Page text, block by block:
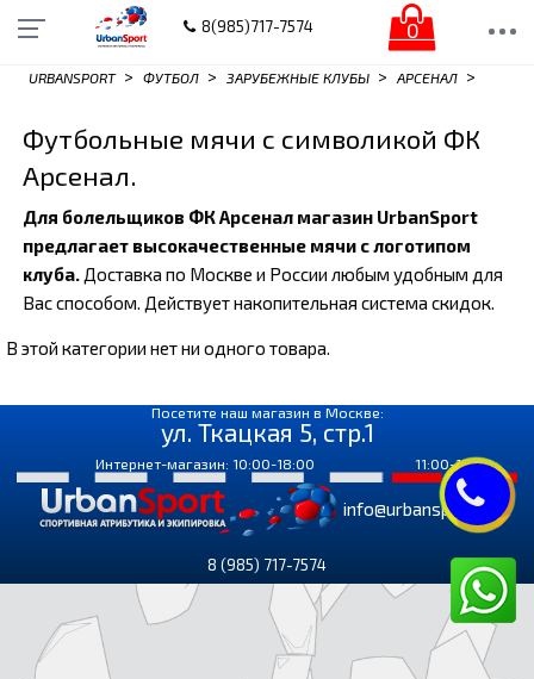
8(985)717-7574 0
URBANSPORT > ФУТБОЛ > ЗАРУБЕЖНЫЕ КЛУБЫ > АРСЕНАЛ >
Футбольные мячи с символикой ФК
Арсенал.
Для болельщиков ФК Арсенал магазин UrbanSport
предлагает высокачественные мячи с логотипом
клуба. Доставка по Москве и России любым удобным для
Вас способом. Действует накопительная система скидок.
В этой категории нет ни одного товара.
Посетите наш магазин в Москве:
ул. Ткацкая 5, стр.1
Интернет-магазин: 10:00-18:00 11:00-18:00
info@urbansport.ru
8 (985) 717-7574